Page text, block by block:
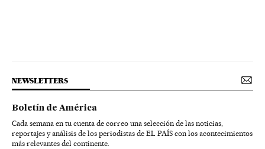
NEWSLETTERS
Boletín de América
Cada semana en tu cuenta de correo una selección de las noticias,
reportajes y análisis de los periodistas de EL PAÍS con los acontecimientos
más relevantes del continente.